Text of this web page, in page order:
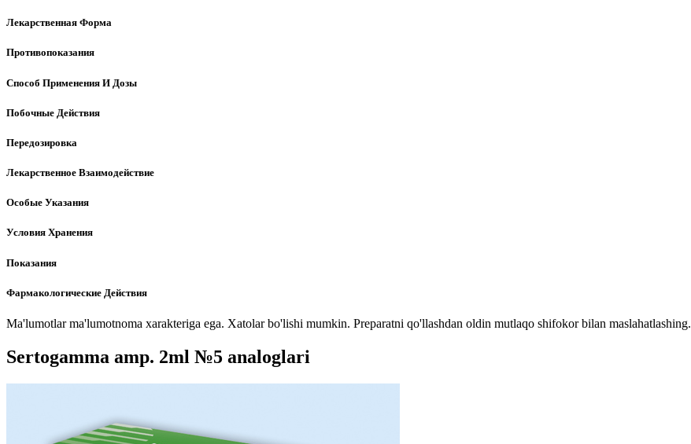
Лекарственная Форма
Противопоказания
Способ Применения И Дозы
Побочные Действия
Передозировка
Лекарственное Взаимодействие
Особые Указания
Условия Хранения
Показания
Фармакологические Действия
Ma'lumotlar ma'lumotnoma xarakteriga ega. Xatolar bo'lishi mumkin. Preparatni qo'llashdan oldin mutlaqo shifokor bilan maslahatlashing.
Sertogamma amp. 2ml №5 analoglari